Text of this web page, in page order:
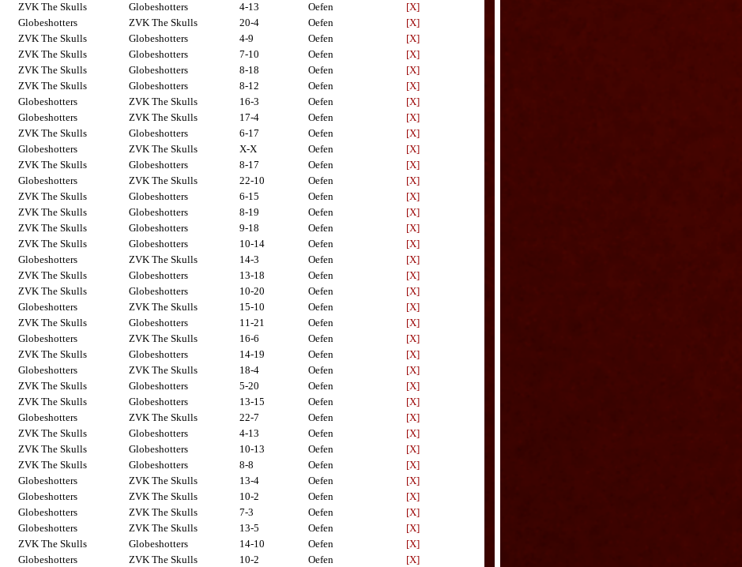
ZVK The Skulls Globeshotters 4-13 Oefen
[X]
Globeshotters ZVK The Skulls 20-4 Oefen
[X]
ZVK The Skulls Globeshotters 4-9 Oefen
[X]
ZVK The Skulls Globeshotters 7-10 Oefen
[X]
ZVK The Skulls Globeshotters 8-18 Oefen
[X]
ZVK The Skulls Globeshotters 8-12 Oefen
[X]
Globeshotters ZVK The Skulls 16-3 Oefen
[X]
Globeshotters ZVK The Skulls 17-4 Oefen
[X]
ZVK The Skulls Globeshotters 6-17 Oefen
[X]
Globeshotters ZVK The Skulls X-X Oefen
[X]
ZVK The Skulls Globeshotters 8-17 Oefen
[X]
Globeshotters ZVK The Skulls 22-10 Oefen
[X]
ZVK The Skulls Globeshotters 6-15 Oefen
[X]
ZVK The Skulls Globeshotters 8-19 Oefen
[X]
ZVK The Skulls Globeshotters 9-18 Oefen
[X]
ZVK The Skulls Globeshotters 10-14 Oefen
[X]
Globeshotters ZVK The Skulls 14-3 Oefen
[X]
ZVK The Skulls Globeshotters 13-18 Oefen
[X]
ZVK The Skulls Globeshotters 10-20 Oefen
[X]
Globeshotters ZVK The Skulls 15-10 Oefen
[X]
ZVK The Skulls Globeshotters 11-21 Oefen
[X]
Globeshotters ZVK The Skulls 16-6 Oefen
[X]
ZVK The Skulls Globeshotters 14-19 Oefen
[X]
Globeshotters ZVK The Skulls 18-4 Oefen
[X]
ZVK The Skulls Globeshotters 5-20 Oefen
[X]
ZVK The Skulls Globeshotters 13-15 Oefen
[X]
Globeshotters ZVK The Skulls 22-7 Oefen
[X]
ZVK The Skulls Globeshotters 4-13 Oefen
[X]
ZVK The Skulls Globeshotters 10-13 Oefen
[X]
ZVK The Skulls Globeshotters 8-8 Oefen
[X]
Globeshotters ZVK The Skulls 13-4 Oefen
[X]
Globeshotters ZVK The Skulls 10-2 Oefen
[X]
Globeshotters ZVK The Skulls 7-3 Oefen
[X]
Globeshotters ZVK The Skulls 13-5 Oefen
[X]
ZVK The Skulls Globeshotters 14-10 Oefen
[X]
Globeshotters ZVK The Skulls 10-2 Oefen
[X]